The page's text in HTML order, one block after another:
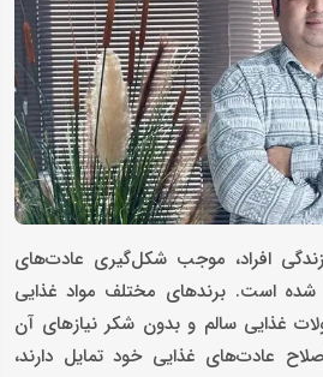
افراد، موجب شکل‌گیری عادت‌های
شده است. برندهای مختلف مواد غذایی
غذایی سالم و بدون شکر نیازهای آن
عادت‌های غذایی خود تمایل دارند،